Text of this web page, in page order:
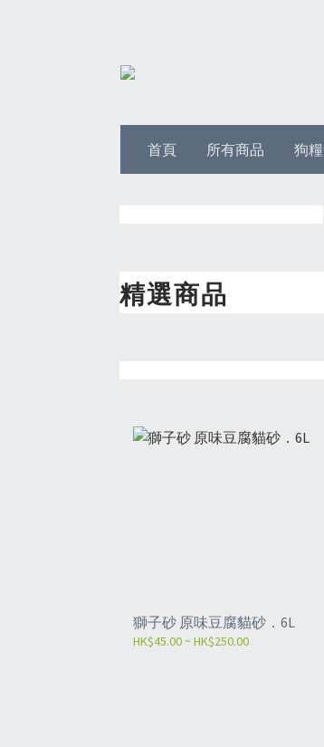
首頁 所有商品 狗糧
精選商品
獅子砂 原味豆腐貓砂．6L
HK$45.00 ~ HK$250.00